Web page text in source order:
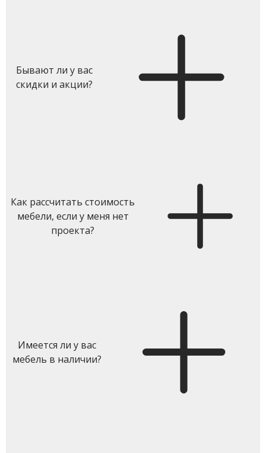
Бывают ли у вас
скидки и акции?
Как рассчитать стоимость
мебели, если у меня нет
проекта?
Имеется ли у вас
мебель в наличии?